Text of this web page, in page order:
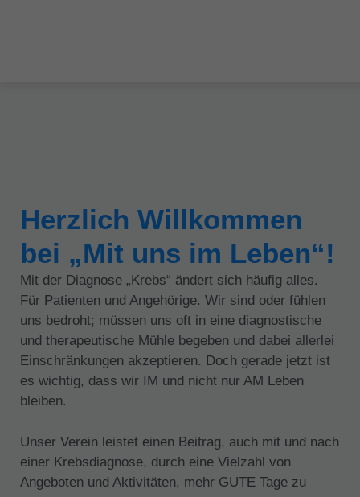
Herzlich Willkommen
bei „Mit uns im Leben“!
Mit der Diagnose „Krebs“ ändert sich häufig alles.
Für Patienten und Angehörige. Wir sind oder fühlen
uns bedroht; müssen uns oft in eine diagnostische
und therapeutische Mühle begeben und dabei allerlei
Einschränkungen akzeptieren. Doch gerade jetzt ist
es wichtig, dass wir IM und nicht nur AM Leben
bleiben.
Unser Verein leistet einen Beitrag, auch mit und nach
einer Krebsdiagnose, durch eine Vielzahl von
Angeboten und Aktivitäten, mehr GUTE Tage zu